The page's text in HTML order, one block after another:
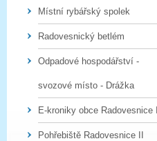
Místní rybářský spolek
Radovesnický betlém
Odpadové hospodářství -
svozové místo - Drážka
E-kroniky obce Radovesnice II
Pohřebiště Radovesnice II